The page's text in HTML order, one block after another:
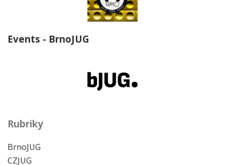
Events - BrnoJUG
Rubriky
BrnoJUG
CZJUG